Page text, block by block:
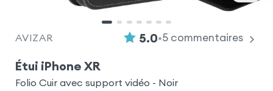
AVIZAR 5.0•5 commentaires
Étui iPhone XR
Folio Cuir avec support vidéo - Noir